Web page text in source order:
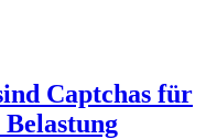
Captchas für